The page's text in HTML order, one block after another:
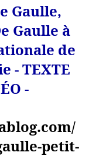
Gaulle,
Gaulle à
de
- TEXTE
-
petit-